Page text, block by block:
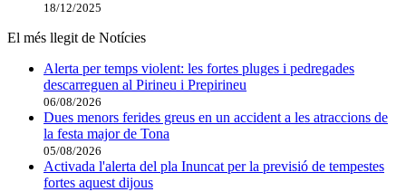
18/12/2025
El més llegit de Notícies
Alerta per temps violent: les fortes pluges i pedregades
descarreguen al Pirineu i Prepirineu
06/08/2026
Dues menors ferides greus en un accident a les atraccions de
la festa major de Tona
05/08/2026
Activada l'alerta del pla Inuncat per la previsió de tempestes
fortes aquest dijous